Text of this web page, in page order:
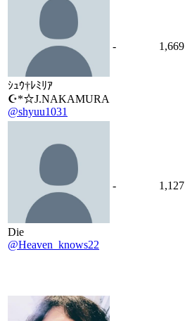
ｼｭｳ†ﾚﾐﾘｱ
☪*☆J.NAKAMURA
@shyuu1031
- 1,669
Die
@Heaven_knows22
- 1,127